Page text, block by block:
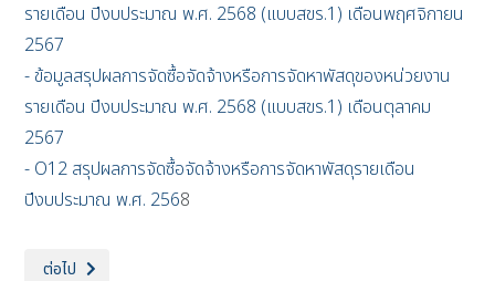
รายเดือน ปีงบประมาณ พ.ศ. 2568 (แบบสขร.1) เดือนพฤศจิกายน
2567
- ข้อมูลสรุปผลการจัดซื้อจัดจ้างหรือการจัดหาพัสดุของหน่วยงาน
รายเดือน ปีงบประมาณ พ.ศ. 2568 (แบบสขร.1) เดือนตุลาคม
2567
- O12 สรุปผลการจัดซื้อจัดจ้างหรือการจัดหาพัสดุรายเดือน
ปีงบประมาณ พ.ศ. 2568
เนื้อหาถัดไป: สรุปผลการจัดซื้อจัดจ้างหรือการจัดหาพัสดุ ปีงบประมาณ พ.ศ.
ต่อไป